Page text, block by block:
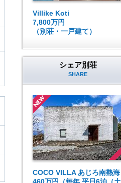
Villike Koti
7,800万円
（別荘・一戸建て）
シェア別荘
SHARE
COCO VILLA あじろ南熱海